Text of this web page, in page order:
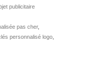
publicitaire
pas cher,
personnalisé logo,